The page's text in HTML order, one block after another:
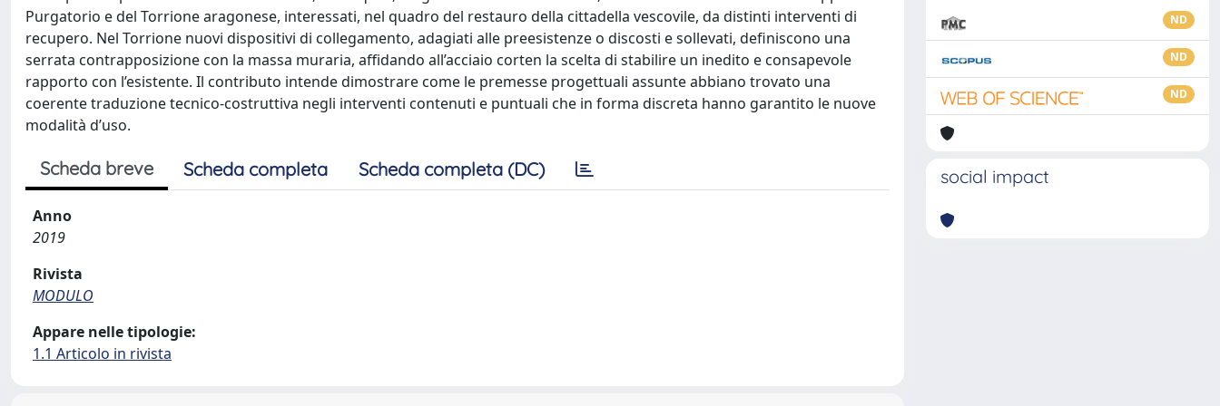
Purgatorio e del Torrione aragonese, interessati, nel quadro del restauro della cittadella vescovile, da distinti interventi di
recupero. Nel Torrione nuovi dispositivi di collegamento, adagiati alle preesistenze o discosti e sollevati, definiscono una
serrata contrapposizione con la massa muraria, affidando all’acciaio corten la scelta di stabilire un inedito e consapevole
rapporto con l’esistente. Il contributo intende dimostrare come le premesse progettuali assunte abbiano trovato una
coerente traduzione tecnico-costruttiva negli interventi contenuti e puntuali che in forma discreta hanno garantito le nuove
modalità d’uso.
Scheda breve Scheda completa Scheda completa (DC)
Anno
2019
Rivista
MODULO
Appare nelle tipologie:
1.1 Articolo in rivista
ND
ND
ND
social impact